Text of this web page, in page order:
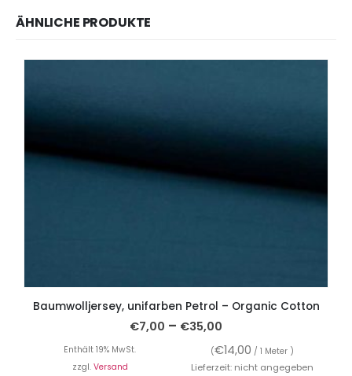
ÄHNLICHE PRODUKTE
Baumwolljersey, unifarben Petrol – Organic Cotton
€7,00 – €35,00
Enthält 19% MwSt. (€14,00 / 1 Meter )
zzgl. Versand Lieferzeit: nicht angegeben